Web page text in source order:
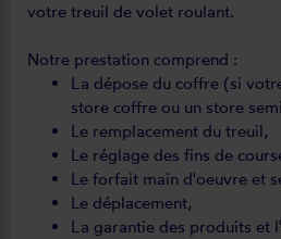
votre treuil de volet roulant.
Notre prestation comprend :
La dépose du coffre (si
store coffre ou un store
Le remplacement du treuil,
Le réglage des fins de
Le forfait main d'oeuvre et
Le déplacement,
La garantie des produits et